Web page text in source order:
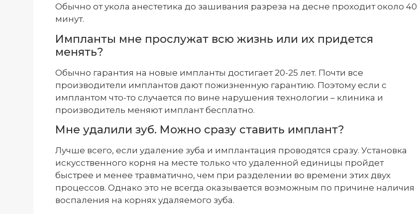
Обычно от укола анестетика до зашивания разреза на десне проходит около 40
минут.
Импланты мне прослужат всю жизнь или их придется
менять?
Обычно гарантия на новые импланты достигает 20-25 лет. Почти все
производители имплантов дают пожизненную гарантию. Поэтому если с
имплантом что-то случается по вине нарушения технологии – клиника и
производитель меняют имплант бесплатно.
Мне удалили зуб. Можно сразу ставить имплант?
Лучше всего, если удаление зуба и имплантация проводятся сразу. Установка
искусственного корня на месте только что удаленной единицы пройдет
быстрее и менее травматично, чем при разделении во времени этих двух
процессов. Однако это не всегда оказывается возможным по причине наличия
воспаления на корнях удаляемого зуба.